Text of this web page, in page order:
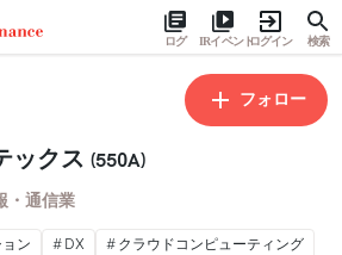
ログ IRイベントログイン 検索
フォロー
ックス (550A)
・通信業
ン DX
クラウドコンピューティング